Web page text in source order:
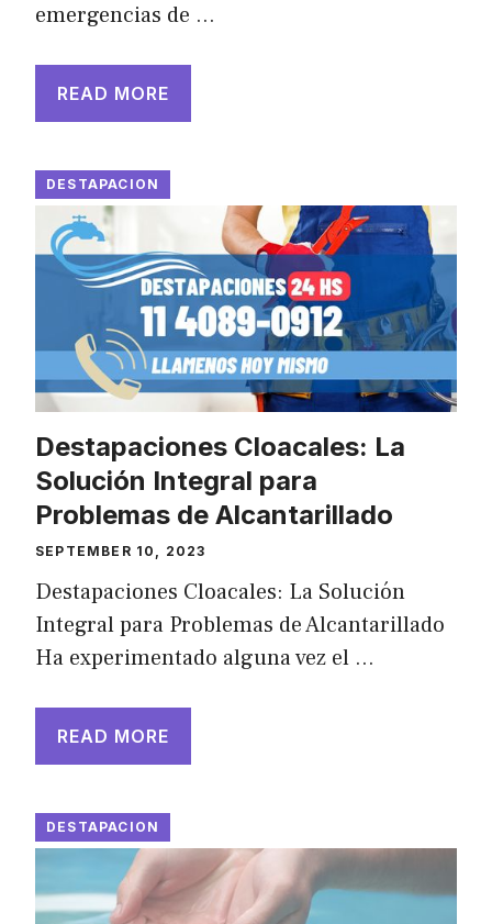
emergencias de …
READ MORE
DESTAPACION
Destapaciones Cloacales: La
Solución Integral para
Problemas de Alcantarillado
SEPTEMBER 10, 2023
Destapaciones Cloacales: La Solución
Integral para Problemas de Alcantarillado
Ha experimentado alguna vez el …
READ MORE
DESTAPACION